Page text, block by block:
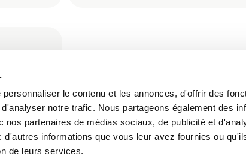
le contenu et les annonces, d'offrir des
notre trafic. Nous partageons également des
nos partenaires de médias sociaux, de publicité et
informations que vous leur avez fournies ou
de leurs services.